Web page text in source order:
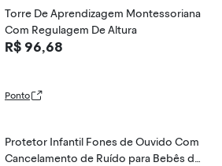
Torre De Aprendizagem Montessoriana
Com Regulagem De Altura
R$ 96,68
Ponto
Protetor Infantil Fones de Ouvido Com
Cancelamento de Ruído para Bebês de